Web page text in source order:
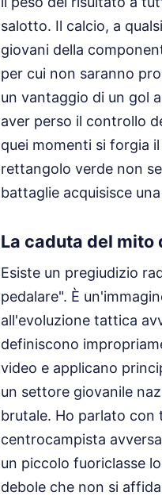
salotto. Il calcio, a
giovani della
per cui non saranno
un vantaggio di un gol
aver perso il controllo
quei momenti si forgia
rettangolo verde non
battaglie acquisisce
La caduta del
Esiste un pregiudizio
pedalare". È
all'evoluzione tattica
definiscono
video e applicano
un settore giovanile
brutale. Ho parlato con
centrocampista
un piccolo fuoriclasse
debole che non si